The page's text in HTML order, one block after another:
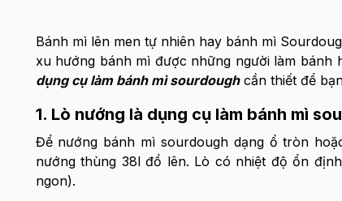
Bánh mì lên men tự nhiên hay bánh mì
xu hướng bánh mì được những người làm bánh
dụng cụ làm bánh mì sourdoughcần thiết để
1. Lò nướng là dụng cụ làm bánh mì
Để nướng bánh mì sourdough dạng ổ tròn
nướng thùng 38l đổ lên. Lò có nhiệt độ ổn
ngon).